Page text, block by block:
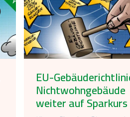
EU-
Nichtwohngebäude
weiter auf Sparkurs